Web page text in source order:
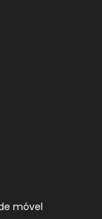
móvel